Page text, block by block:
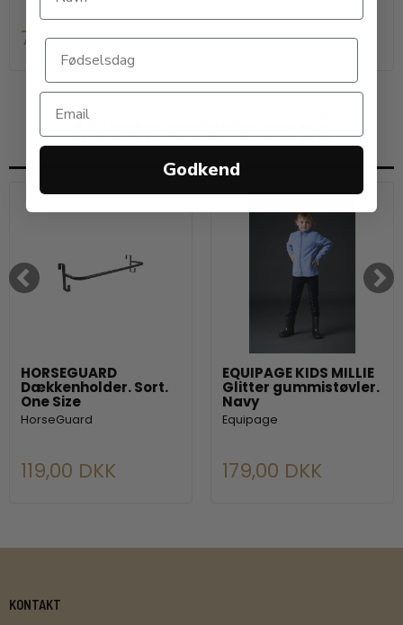
799,00 DKK 69,00 DKK
ANDRE KØBTE OGSÅ
HORSEGUARD
Dækkenholder. Sort.
One Size
HorseGuard
119,00 DKK
EQUIPAGE KIDS MILLIE
Glitter gummistøvler.
Navy
Equipage
179,00 DKK
KONTAKT
Godkend